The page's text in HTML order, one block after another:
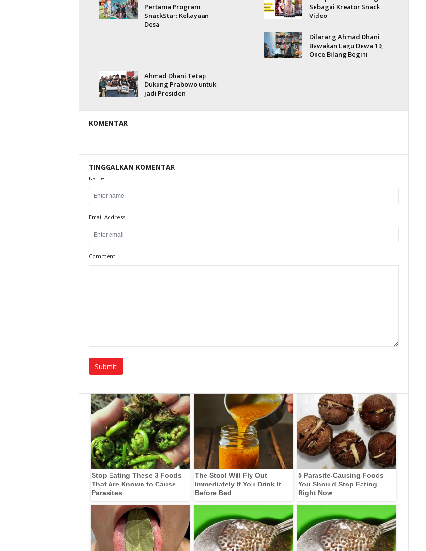
Pertama Program
SnackStar: Kekayaan
Desa
Sebagai Kreator Snack
Video
Dilarang Ahmad Dhani
Bawakan Lagu Dewa 19,
Once Bilang Begini
Ahmad Dhani Tetap
Dukung Prabowo untuk
jadi Presiden
KOMENTAR
TINGGALKAN KOMENTAR
Name
Email Address
Comment
Stop Eating These 3 Foods
That Are Known to Cause
Parasites
The Stool Will Fly Out
Immediately If You Drink It
Before Bed
5 Parasite-Causing Foods
You Should Stop Eating
Right Now